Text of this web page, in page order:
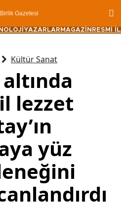
Gazetesi
YAZARLAR MAGAZİN RESMİ
Kültür Sanat
lezzet
yüz